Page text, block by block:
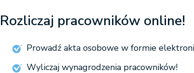
Rozliczaj pracowników online!
Prowadź akta osobowe w formie
Wyliczaj wynagrodzenia pracowników!